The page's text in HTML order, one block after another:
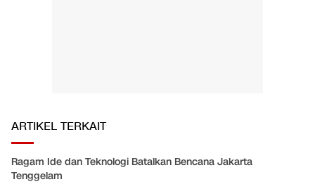
ARTIKEL TERKAIT
Ragam Ide dan Teknologi Batalkan Bencana Jakarta
Tenggelam